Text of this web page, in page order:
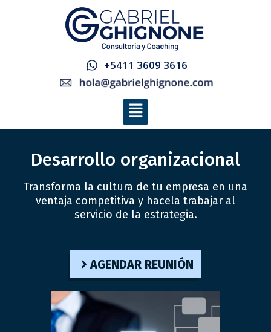
+5411 3609 3616
Menú
Desarrollo organizacional
Transforma la cultura de tu empresa en una
ventaja competitiva y hacela trabajar al
servicio de la estrategia.
AGENDAR REUNIÓN